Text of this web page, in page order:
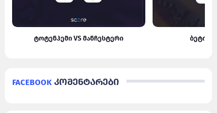
ტოტენჰემი VS მანჩესტერი ბეტისი
Facebook კომენტარები